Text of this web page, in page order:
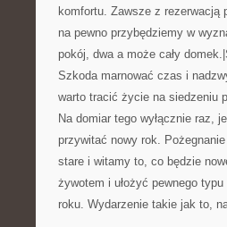
komfortu. Zawsze z
na pewno przybędziemy w
pokój, dwa a może cały
Szkoda marnować czas i
warto tracić życie na siedzeniu
Na domiar tego wyłącznie raz,
przywitać nowy rok.
stare i witamy to, co będzie
żywotem i ułożyć pewnego
roku. Wydarzenie takie jak to,